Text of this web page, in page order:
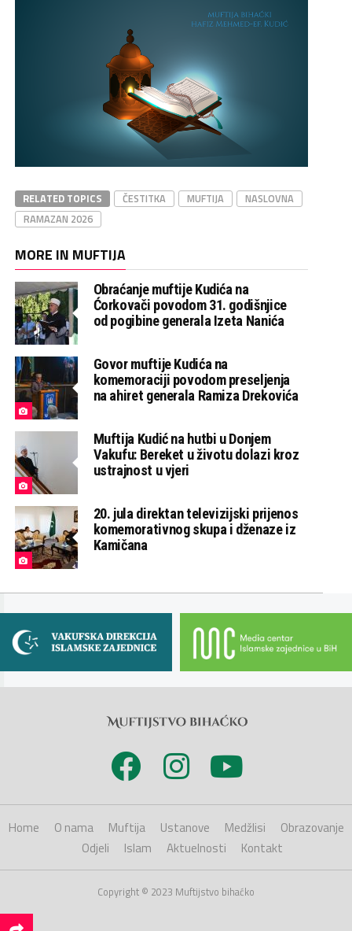
RELATED TOPICS ČESTITKA MUFTIJA
NASLOVNA
RAMAZAN 2026
MORE IN MUFTIJA
Obraćanje muftije Kudića na
Ćorkovači povodom 31. godišnjice
od pogibine generala Izeta Nanića
Govor muftije Kudića na
komemoraciji povodom preseljenja
na ahiret generala Ramiza Drekovića
Muftija Kudić na hutbi u Donjem
Vakufu: Bereket u životu dolazi kroz
ustrajnost u vjeri
20. jula direktan televizijski prijenos
komemorativnog skupa i dženaze iz
Kamičana
Home O nama Muftija Ustanove Medžlisi
Obrazovanje
Odjeli
Islam Aktuelnosti Kontakt
Copyright © 2023 Muftijstvo bihaćko